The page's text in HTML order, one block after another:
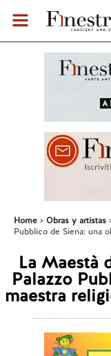
Home Obras y artistas
Pubblico de Siena: una
La Maestà
Palazzo
maestra